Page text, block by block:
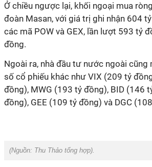
Ở chiều ngược lại, khối ngoại mua
đoàn Masan, với giá trị ghi nhận 604
các mã POW và GEX, lần lượt 593 tỷ
đồng.
Ngoài ra, nhà đầu tư nước ngoài cũng
số cổ phiếu khác như VIX (209 tỷ
đồng), MWG (193 tỷ đồng), BID (146
đồng), GEE (109 tỷ đồng) và DGC
(Nguồn: Thu Thảo tổng hợp).